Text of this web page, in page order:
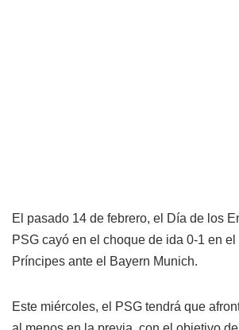
El pasado 14 de febrero, el Día de los
PSG cayó en el choque de ida 0-1 en
Príncipes ante el Bayern Munich.
Este miércoles, el PSG tendrá que